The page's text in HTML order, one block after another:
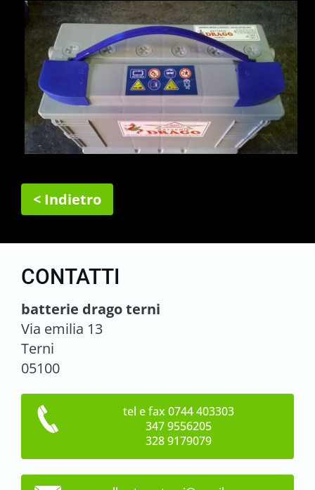
< Indietro
CONTATTI
batterie drago terni
Via emilia 13
Terni
05100
tel e fax 0744 403303
347 9556205
328 9179079